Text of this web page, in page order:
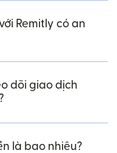
Remitly có an
dõi giao dịch
là bao nhiêu?